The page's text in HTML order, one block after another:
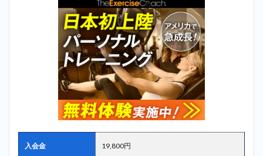
入会金 19,800円